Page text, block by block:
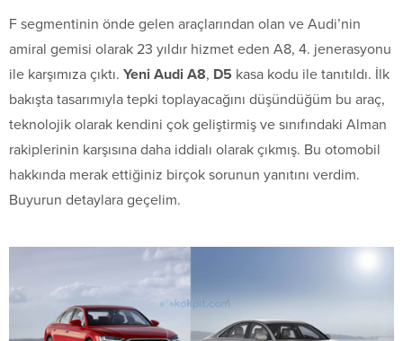
F segmentinin önde gelen araçlarından olan ve Audi’nin
amiral gemisi olarak 23 yıldır hizmet eden A8, 4. jenerasyonu
ile karşımıza çıktı. Yeni Audi A8, D5 kasa kodu ile tanıtıldı. İlk
bakışta tasarımıyla tepki toplayacağını düşündüğüm bu araç,
teknolojik olarak kendini çok geliştirmiş ve sınıfındaki Alman
rakiplerinin karşısına daha iddialı olarak çıkmış. Bu otomobil
hakkında merak ettiğiniz birçok sorunun yanıtını verdim.
Buyurun detaylara geçelim.